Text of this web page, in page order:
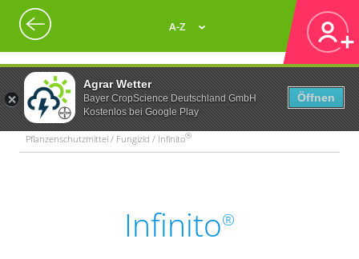
Agrar Wetter
Bayer CropScience Deutschland GmbH
Kostenlos bei Google Play
Öffnen
A-Z
Pflanzenschutzmittel / Fungizid / Infinito®
Infinito®